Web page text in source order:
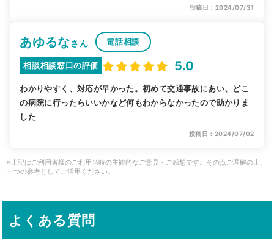
投稿日：2024/07/31
あゆるなさん 電話相談
相談相談窓口の評価 5.0
わかりやすく、対応が早かった。初めて交通事故にあい、どこ
の病院に行ったらいいかなど何もわからなかったので助かりま
した
投稿日：2024/07/02
※上記はご利用者様のご利用当時の主観的なご意見・ご感想です。その点ご理解の上、
一つの参考としてご活用ください。
よくある質問